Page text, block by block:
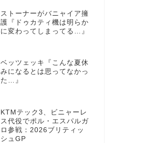
ストーナーがバニャイア擁
護『ドゥカティ機は明らか
に変わってしまってる…』
ベッツェッキ『こんな夏休
みになるとは思ってなかっ
た…』
KTMテック3、ビニャーレ
ス代役でポル・エスパルガ
ロ参戦：2026ブリティッ
シュGP